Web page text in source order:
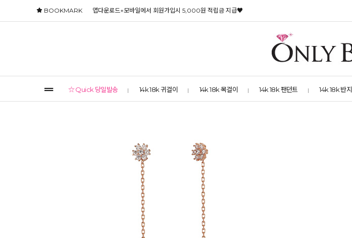
BOOKMARK 앱다운로드+모바일에서 회원가입시 5,000원 적립금 지급♥
☆ Quick 당일발송 14k 18k 귀걸이 14k 18k 목걸이 14k 18k 팬던트 14k 18k 반지